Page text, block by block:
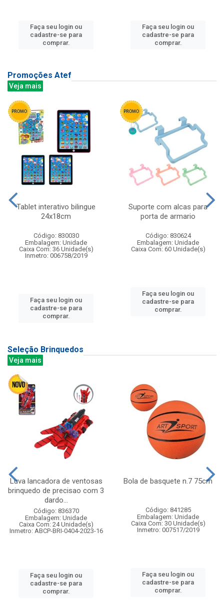
Faça seu login ou
cadastre-se para
comprar.
Faça seu login ou
cadastre-se para
comprar.
Promoções Atef
Veja mais
Tablet interativo bilingue
24x18cm
Código: 830030
Embalagem: Unidade
Caixa Com: 36 Unidade(s)
Inmetro: 006758/2019
Faça seu login ou
cadastre-se para
comprar.
Suporte com alcas para
porta de armario
Código: 830624
Embalagem: Unidade
Caixa Com: 60 Unidade(s)
Faça seu login ou
cadastre-se para
comprar.
Seleção Brinquedos
Veja mais
Luva lancadora de ventosas
brinquedo de precisao com 3
dardo...
Código: 836370
Embalagem: Unidade
Caixa Com: 24 Unidade(s)
Inmetro: ABCP-BRI-0404-2023-16
Faça seu login ou
cadastre-se para
comprar.
Bola de basquete n.7 75cm
Código: 841285
Embalagem: Unidade
Caixa Com: 30 Unidade(s)
Inmetro: 007517/2019
Faça seu login ou
cadastre-se para
comprar.